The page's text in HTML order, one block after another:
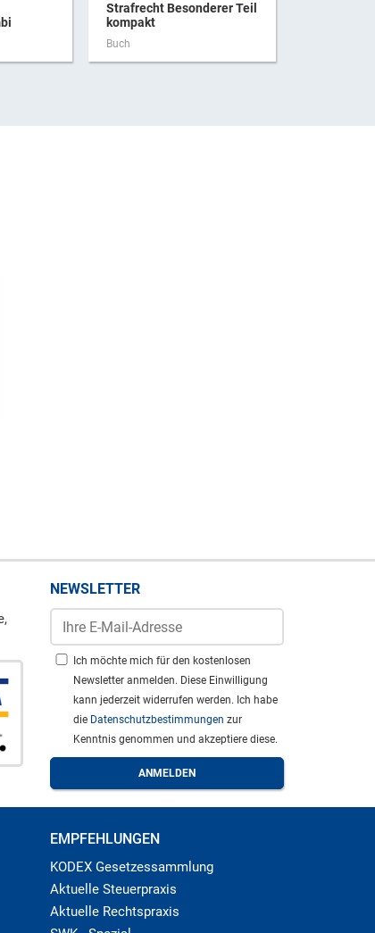
Strafrecht Besonderer Teil
kompakt
Buch
NEWSLETTER
Ich möchte mich für den kostenlosen
Newsletter anmelden. Diese Einwilligung
kann jederzeit widerrufen werden. Ich habe
die Datenschutzbestimmungen zur
Kenntnis genommen und akzeptiere diese.
EMPFEHLUNGEN
KODEX Gesetzessammlung
Aktuelle Steuerpraxis
Aktuelle Rechtspraxis